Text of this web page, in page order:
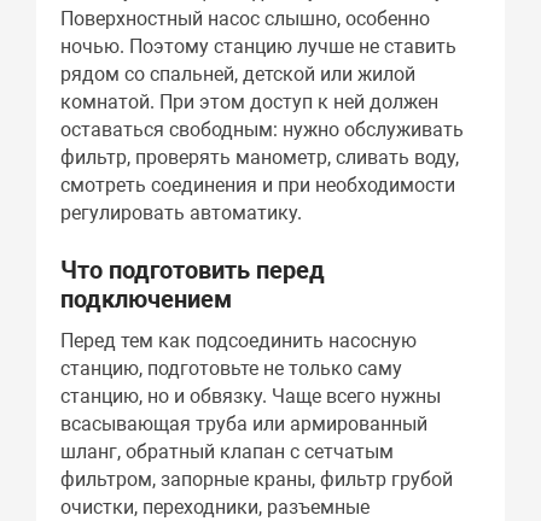
Поверхностный насос слышно, особенно
ночью. Поэтому станцию лучше не ставить
рядом со спальней, детской или жилой
комнатой. При этом доступ к ней должен
оставаться свободным: нужно обслуживать
фильтр, проверять манометр, сливать воду,
смотреть соединения и при необходимости
регулировать автоматику.
Что подготовить перед
подключением
Перед тем как подсоединить насосную
станцию, подготовьте не только саму
станцию, но и обвязку. Чаще всего нужны
всасывающая труба или армированный
шланг, обратный клапан с сетчатым
фильтром, запорные краны, фильтр грубой
очистки, переходники, разъемные